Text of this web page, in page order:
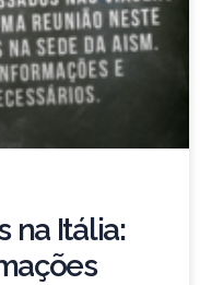
na Itália: